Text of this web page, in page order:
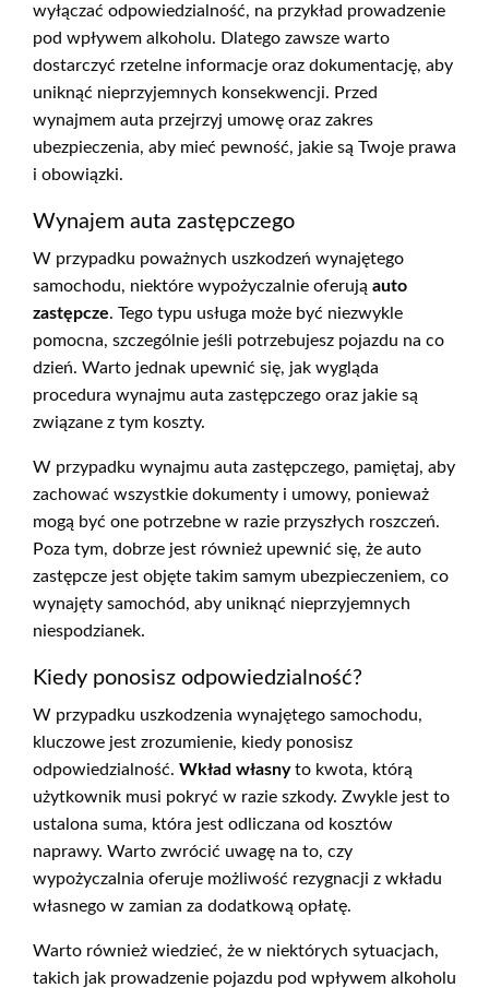
wyłączać odpowiedzialność, na przykład prowadzenie
pod wpływem alkoholu. Dlatego zawsze warto
dostarczyć rzetelne informacje oraz dokumentację, aby
uniknąć nieprzyjemnych konsekwencji. Przed
wynajmem auta przejrzyj umowę oraz zakres
ubezpieczenia, aby mieć pewność, jakie są Twoje prawa
i obowiązki.
Wynajem auta zastępczego
W przypadku poważnych uszkodzeń wynajętego
samochodu, niektóre wypożyczalnie oferują auto
zastępcze. Tego typu usługa może być niezwykle
pomocna, szczególnie jeśli potrzebujesz pojazdu na co
dzień. Warto jednak upewnić się, jak wygląda
procedura wynajmu auta zastępczego oraz jakie są
związane z tym koszty.
W przypadku wynajmu auta zastępczego, pamiętaj, aby
zachować wszystkie dokumenty i umowy, ponieważ
mogą być one potrzebne w razie przyszłych roszczeń.
Poza tym, dobrze jest również upewnić się, że auto
zastępcze jest objęte takim samym ubezpieczeniem, co
wynajęty samochód, aby uniknąć nieprzyjemnych
niespodzianek.
Kiedy ponosisz odpowiedzialność?
W przypadku uszkodzenia wynajętego samochodu,
kluczowe jest zrozumienie, kiedy ponosisz
odpowiedzialność. Wkład własnyto kwota, którą
użytkownik musi pokryć w razie szkody. Zwykle jest to
ustalona suma, która jest odliczana od kosztów
naprawy. Warto zwrócić uwagę na to, czy
wypożyczalnia oferuje możliwość rezygnacji z wkładu
własnego w zamian za dodatkową opłatę.
Warto również wiedzieć, że w niektórych sytuacjach,
takich jak prowadzenie pojazdu pod wpływem alkoholu